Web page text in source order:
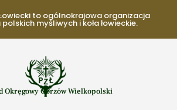
to ogólnokrajowa organizacja
myśliwych i koła łowieckie.
Okręgowy Gorzów Wielkopolski